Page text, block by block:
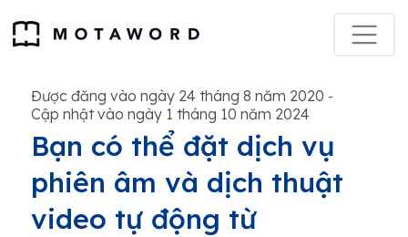
Được đăng vào ngày 24 tháng 8 năm 2020 -
Cập nhật vào ngày 1 tháng 10 năm 2024
Bạn có thể đặt dịch vụ
phiên âm và dịch thuật
video tự động từ